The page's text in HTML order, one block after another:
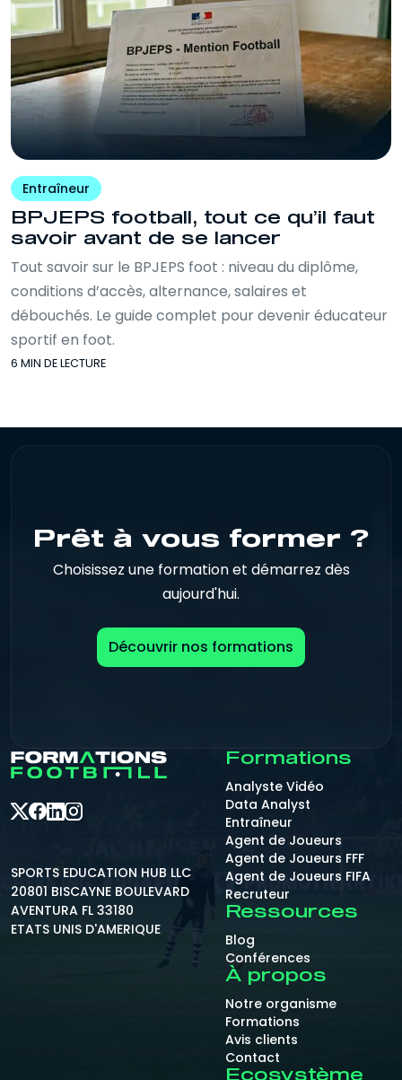
Entraîneur
BPJEPS football, tout ce qu’il faut
savoir avant de se lancer
Tout savoir sur le BPJEPS foot : niveau du diplôme,
conditions d’accès, alternance, salaires et
débouchés. Le guide complet pour devenir éducateur
sportif en foot.
6 MIN DE LECTURE
Prêt à vous former ?
Choisissez une formation et démarrez dès
aujourd'hui.
Découvrir nos formations
SPORTS EDUCATION HUB LLC
20801 BISCAYNE BOULEVARD
AVENTURA FL 33180
ETATS UNIS D'AMERIQUE
Formations
Analyste Vidéo
Data Analyst
Entraîneur
Agent de Joueurs
Agent de Joueurs FFF
Agent de Joueurs FIFA
Recruteur
Ressources
Blog
Conférences
À propos
Notre organisme
Formations
Avis clients
Contact
Ecosystème